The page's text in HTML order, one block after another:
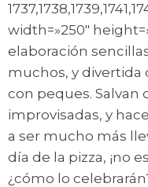
width=»250″
elaboración
muchos, y divertida
con peques. Salvan
improvisadas, y
a ser mucho más
día de la pizza, ¡no
¿cómo lo